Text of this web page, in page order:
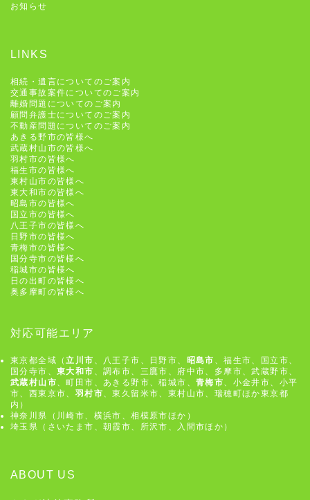
お知らせ
LINKS
相続・遺言についてのご案内
交通事故案件についてのご案内
離婚問題についてのご案内
顧問弁護士についてのご案内
不動産問題についてのご案内
あきる野市の皆様へ
武蔵村山市の皆様へ
羽村市の皆様へ
福生市の皆様へ
東村山市の皆様へ
東大和市の皆様へ
昭島市の皆様へ
国立市の皆様へ
八王子市の皆様へ
日野市の皆様へ
青梅市の皆様へ
国分寺市の皆様へ
稲城市の皆様へ
日の出町の皆様へ
奥多摩町の皆様へ
対応可能エリア
東京都全域（立川市 、八王子市、日野市、 昭島市
、福生市、国立市、
国分寺市、 東大和市
、調布市、三鷹市、府中市、多摩市、武蔵野市、
武蔵村山市 、町田市、あきる野市、稲城市、 青梅市 、小金井市、小平
市、西東京市、 羽村市 、東久留米市、東村山市、瑞穂町ほか東京都
内）
神奈川県（川崎市、横浜市、相模原市ほか）
埼玉県（さいたま市、朝霞市、所沢市、入間市ほか）
ABOUT US